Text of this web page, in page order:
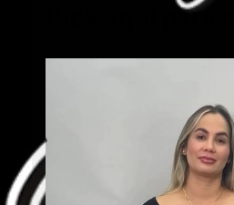
Cick aquí para